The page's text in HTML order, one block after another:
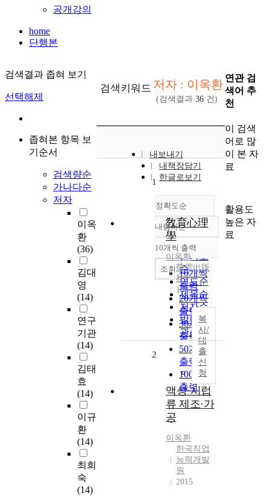
공개강의
home
단행본
검색결과 좁혀 보기
선택해제
좁혀본 항목 보
기순서
검색량순
가나다순
저자
이옥
환
(36)
김대
영
(14)
연구
기관
(14)
김태
효
(14)
이규
환
(14)
최희
숙
(14)
검색키워드 저자 : 이옥환
(검색결과 36 건)
내보내기
내책장담기
한글로보기
정확도순
정확도
순
인기도
순
연도순
제목순
저자순
발행기
관순
내림차순
내림차순
10개씩 출력
10개씩
출력
20개씩
출력
30개씩
출력
50개씩
출력
100개씩
출력
조회
1
敎育心理
學
이옥환
螢雪出版
社
1983
복
사/
대
출
신
청
2
액상·시럽
류 제조·가
공
이옥환
한국직업
능력개발
원
2015
연관 검
색어 추
천
이 검색
어로 많
이 본 자
료
활용도
높은 자
료